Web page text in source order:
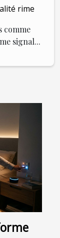
rime
comme
signal...